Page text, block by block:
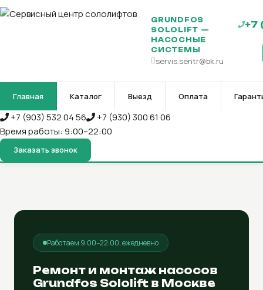
GRUNDFOS
SOLOLIFT —
НАСОСНЫЕ
СИСТЕМЫ
servis.sentr@bk.ru
+7
Главная Каталог Выезд Оплата
+7 (903) 532 04 56
+7 (930) 300 61 06
Время работы: 9:00–22:00
Заказать звонок
Работаем 9:00–22:00, ежедневно
Ремонт и монтаж насосов
Grundfos Sololift в Москве